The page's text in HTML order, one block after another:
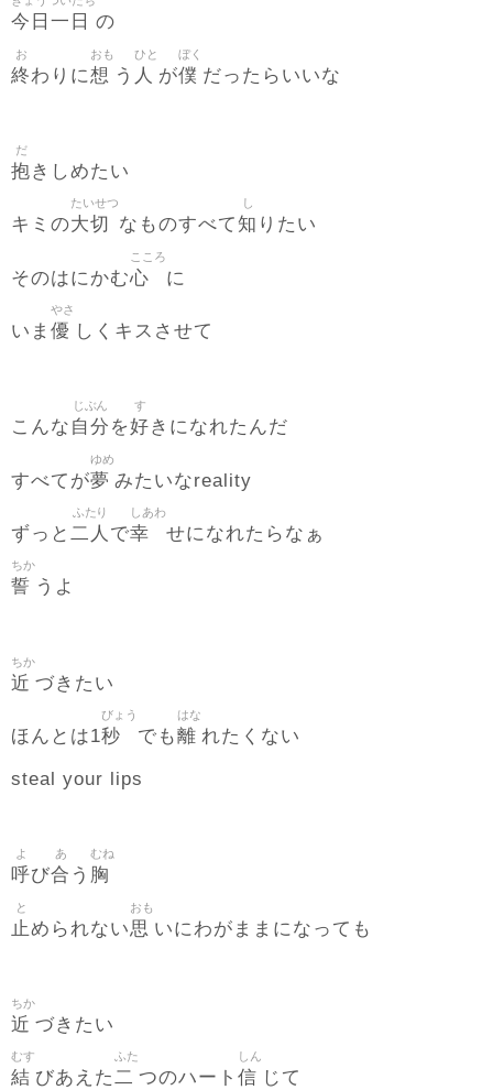
今日一日 の
終
お
わりに想
おも
う 人
ひと
が僕
ぼく
だったらいいな
抱
だ
きしめたい
キミの大切
たいせつ
なものすべて知
し
りたい
そのはにかむ心
こころ
に
いま 優
やさ
しくキスさせて
こんな 自分
じぶん
を好
す
きになれたんだ
すべてが夢
ゆめ
みたいなreality
ずっと 二人
ふたり
で幸
しあわ
せになれたらなぁ
誓
ちか
うよ
近
ちか
づきたい
ほんとは1秒
びょう
でも離
はな
れたくない
steal your lips
呼
よ
び合
あ
う 胸
むね
止
と
められない思
おも
いにわがままになっても
近
ちか
づきたい
結
むす
びあえた二
ふた
つのハート 信
しん
じて